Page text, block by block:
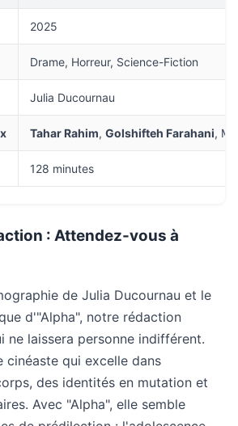
2025
Drame, Horreur, Science-Fiction
Julia Ducournau
Tahar Rahim, Golshifteh Farahani,
128 minutes
: Attendez-vous à
de Julia Ducournau et le
d'"Alpha", notre rédaction
ne laissera personne indifférent.
cinéaste qui excelle dans
des identités en mutation et
Avec "Alpha", elle semble